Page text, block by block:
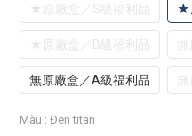
★原廠盒／S級福利品 ★
★原廠盒／B級福利品
無原廠盒／A級福利品
Màu : Đen titan